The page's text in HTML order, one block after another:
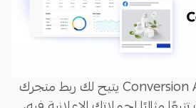
تطبيق Conversion API Facebook يتيح لك ربط متجرك